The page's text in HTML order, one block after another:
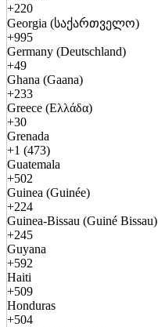
+220
Georgia (საქართველო)
+995
Germany (Deutschland)
+49
Ghana (Gaana)
+233
Greece (Ελλάδα)
+30
Grenada
+1 (473)
Guatemala
+502
Guinea (Guinée)
+224
Guinea-Bissau (Guiné Bissau)
+245
Guyana
+592
Haiti
+509
Honduras
+504